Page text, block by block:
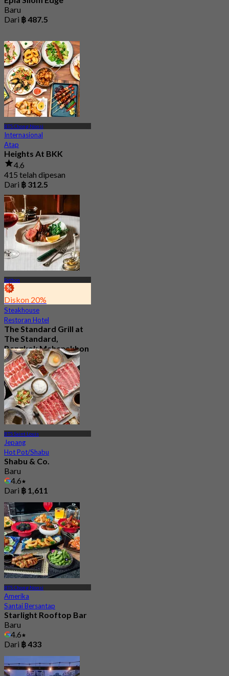
Baru
Dari ฿ 487.5
BTS Chong Nonsi
Internasional
Atap
Heights At BKK
4.6
415 telah dipesan
Dari ฿ 312.5
Sathon
Diskon 20%
Steakhouse
Restoran Hotel
The Standard Grill at
The Standard,
Bangkok Mahanakhon
4.6
673 telah dipesan
Dari฿ 750
BTS Saint Louis
Jepang
Hot Pot/Shabu
Shabu & Co.
Baru
4.6
Dari ฿ 1,611
BTS Chong Nonsi
Amerika
Santai Bersantap
Starlight Rooftop Bar
Baru
4.6
Dari ฿ 433